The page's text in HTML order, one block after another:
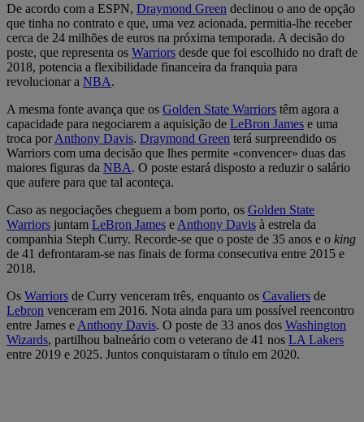
De acordo com a ESPN, Draymond Green declinou o ano de opção
que tinha no contrato e que, uma vez acionada, permitia-lhe receber
cerca de 24 milhões de euros na próxima temporada. A decisão do
poste, que representa os Warriors desde que foi escolhido no draft de
2018, potencia a flexibilidade financeira da franquia para
revolucionar a NBA.
A mesma fonte avança que os Golden State Warriors têm agora a
capacidade para negociarem a aquisição de LeBron James e uma
troca porAnthony Davis. Draymond Green terá surpreendido os
Warriors com uma decisão que lhes permite «convencer» duas das
maiores figuras da NBA. O poste estará disposto a reduzir o salário
que aufere para que tal aconteça.
Caso as negociações cheguem a bom porto, os Golden State
Warriors juntam LeBron James e Anthony Davis à estrela da
companhia Steph Curry. Recorde-se que o poste de 35 anos e o king
de 41 defrontaram-se nas finais de forma consecutiva entre 2015 e
2018.
Os Warriors de Curry venceram três, enquanto os Cavaliers de
Lebron venceram em 2016. Nota ainda para um possível reencontro
entre James e Anthony Davis. O poste de 33 anos dos Washington
Wizards, partilhou balneário com o veterano de 41 nos LA Lakers
entre 2019 e 2025. Juntos conquistaram o título em 2020.